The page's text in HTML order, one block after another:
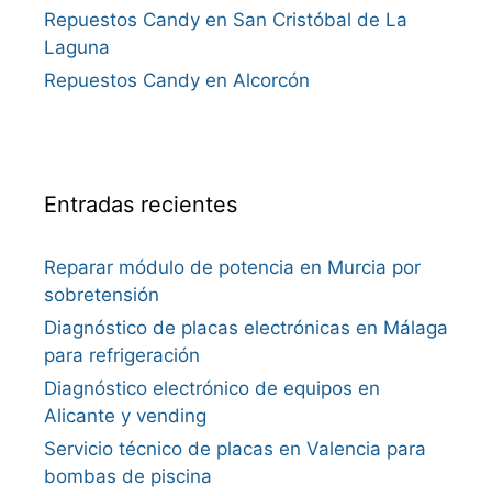
Repuestos Candy en San Cristóbal de La
Laguna
Repuestos Candy en Alcorcón
Entradas recientes
Reparar módulo de potencia en Murcia por
sobretensión
Diagnóstico de placas electrónicas en Málaga
para refrigeración
Diagnóstico electrónico de equipos en
Alicante y vending
Servicio técnico de placas en Valencia para
bombas de piscina